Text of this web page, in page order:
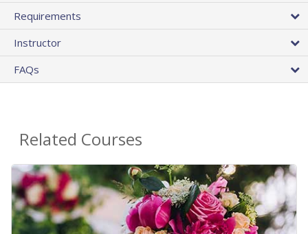
Requirements
Instructor
FAQs
Related Courses